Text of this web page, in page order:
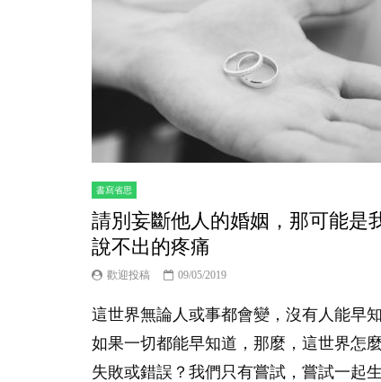
書寫省思
請別妄斷他人的婚姻，那可能是
說不出的疼痛
歡迎投稿 09/05/2019
這世界無論人或事都會變，沒有人能早知
如果一切都能早知道，那麼，這世界怎
失敗或錯誤？我們只有嘗試，嘗試一起生